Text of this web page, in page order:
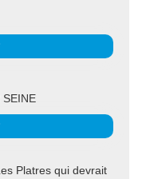
Platres qui devrait